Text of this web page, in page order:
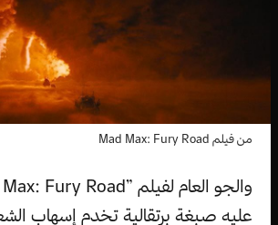
من فيلم Mad Max: Fury Road
عليه صبغة برتقالية تخدم إسهاب